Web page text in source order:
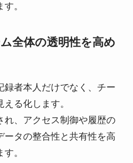
。
全体の透明性を高め
録者本人だけでなく、チー
る化します。
れ、アクセス制御や履歴の
ータの整合性と共有性を高
。